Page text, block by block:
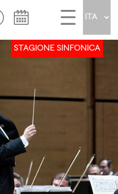
STAGIONE SINFONICA